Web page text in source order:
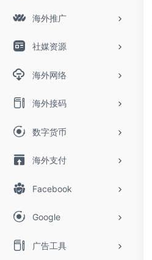
海外推广
社媒资源
海外网络
海外接码
数字货币
海外支付
Facebook
Google
广告工具